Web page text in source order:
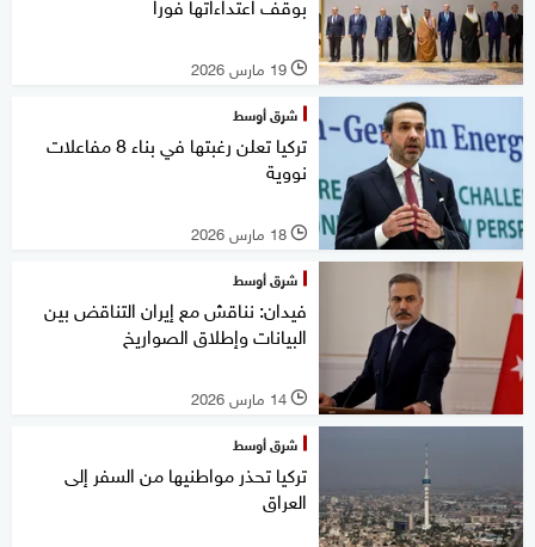
l 19 مارس 2026
شرق أوسط
تركيا تعلن رغبتها في بناء 8 مفاعلات
نووية
l 18 مارس 2026
شرق أوسط
فيدان: نناقش مع إيران التناقض بين
البيانات وإطلاق الصواريخ
l 14 مارس 2026
شرق أوسط
تركيا تحذر مواطنيها من السفر إلى
العراق